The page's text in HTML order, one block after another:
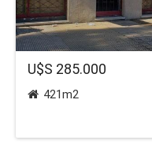
U$S 285.000
421m2